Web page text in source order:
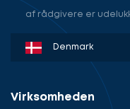
af rådgivere er
Denmark
Sweden
Norway
Netherlands
Germany
USA
Virksomheden